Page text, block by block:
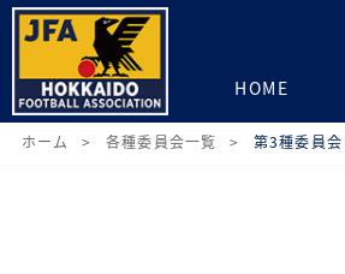
HOME
ホーム 各種委員会一覧 第3種委員会